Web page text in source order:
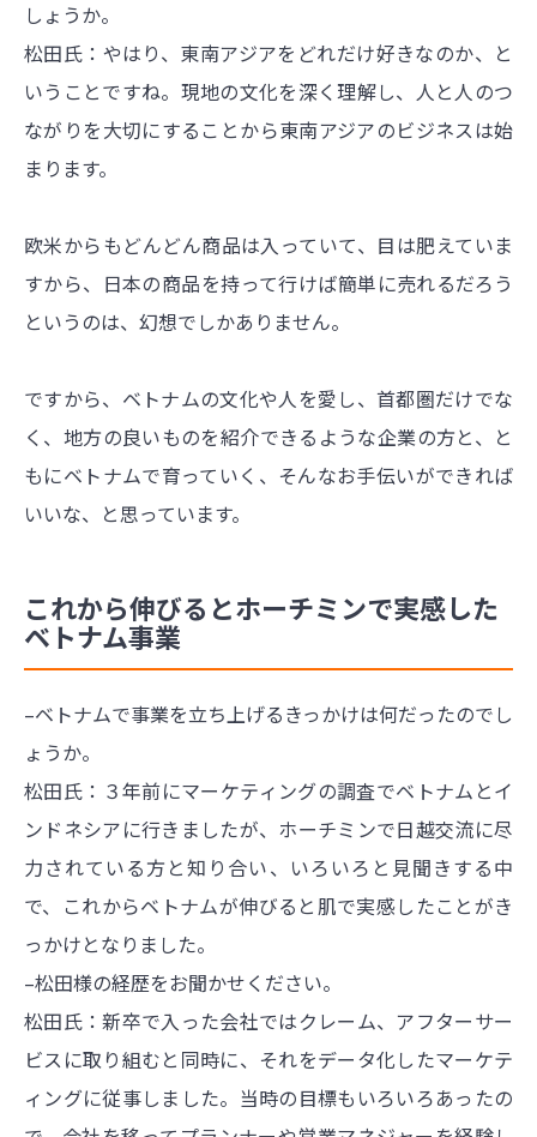
しょうか。
松田氏：やはり、東南アジアをどれだけ好きなのか、と
いうことですね。現地の文化を深く理解し、人と人のつ
ながりを大切にすることから東南アジアのビジネスは始
まります。
欧米からもどんどん商品は入っていて、目は肥えていま
すから、日本の商品を持って行けば簡単に売れるだろう
というのは、幻想でしかありません。
ですから、ベトナムの文化や人を愛し、首都圏だけでな
く、地方の良いものを紹介できるような企業の方と、と
もにベトナムで育っていく、そんなお手伝いができれば
いいな、と思っています。
これから伸びるとホーチミンで実感した
ベトナム事業
–ベトナムで事業を立ち上げるきっかけは何だったのでし
ょうか。
松田氏：３年前にマーケティングの調査でベトナムとイ
ンドネシアに行きましたが、ホーチミンで日越交流に尽
力されている方と知り合い、いろいろと見聞きする中
で、これからベトナムが伸びると肌で実感したことがき
っかけとなりました。
–松田様の経歴をお聞かせください。
松田氏：新卒で入った会社ではクレーム、アフターサー
ビスに取り組むと同時に、それをデータ化したマーケテ
ィングに従事しました。当時の目標もいろいろあったの